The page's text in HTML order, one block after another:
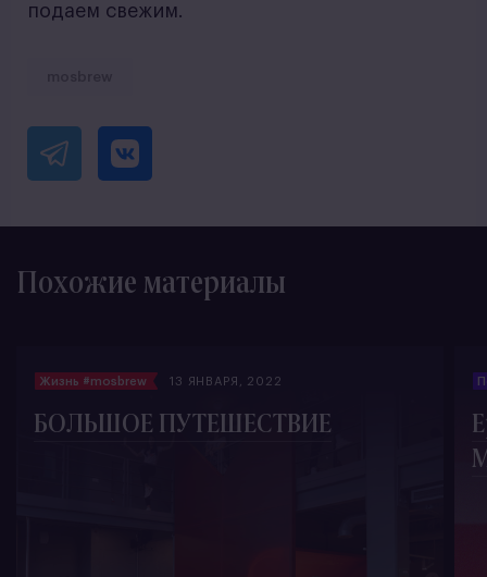
подаем свежим.
Похожие материалы
Жизнь #mosbrew 13 ЯНВАРЯ, 2022
БОЛЬШОЕ ПУТЕШЕСТВИЕ